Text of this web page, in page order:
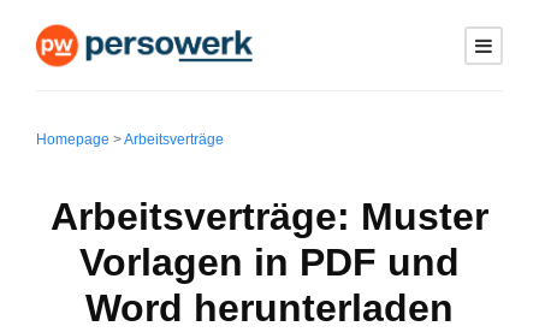
Homepage >Arbeitsverträge
Arbeitsverträge: Muster
Vorlagen in PDF und
Word herunterladen